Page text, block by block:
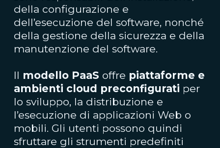
della configurazione e
dell’esecuzione del software, nonché
della gestione della sicurezza e della
manutenzione del software.
Il modello PaaS offre piattaforme e
ambienti cloud preconfigurati per
lo sviluppo, la distribuzione e
l’esecuzione di applicazioni Web o
mobili. Gli utenti possono quindi
sfruttare gli strumenti predefiniti